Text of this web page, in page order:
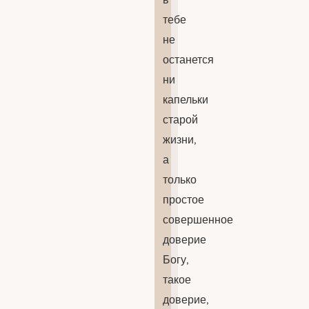
тебе
не
останется
ни
капельки
старой
жизни,
а
только
простое
совершенное
доверие
Богу,
такое
доверие,